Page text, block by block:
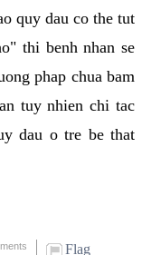
quy dau co the tut
thi benh nhan se
phap chua bam
tuy nhien chi tac
dau o tre be that
Flag